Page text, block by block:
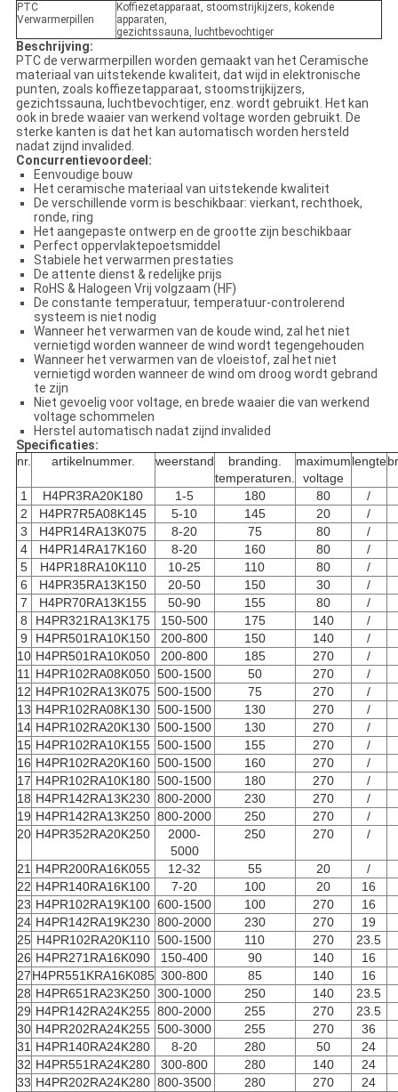
PTC
Verwarmerpillen
Koffiezetapparaat, stoomstrijkijzers, kokende
apparaten,
gezichtssauna, luchtbevochtiger
Beschrijving:
PTC de verwarmerpillen worden gemaakt van het Ceramische
materiaal van uitstekende kwaliteit, dat wijd in elektronische
punten, zoals koffiezetapparaat, stoomstrijkijzers,
gezichtssauna, luchtbevochtiger, enz. wordt gebruikt. Het kan
ook in brede waaier van werkend voltage worden gebruikt. De
sterke kanten is dat het kan automatisch worden hersteld
nadat zijnd invalided.
Concurrentievoordeel:
Eenvoudige bouw
Het ceramische materiaal van uitstekende kwaliteit
De verschillende vorm is beschikbaar: vierkant, rechthoek,
ronde, ring
Het aangepaste ontwerp en de grootte zijn beschikbaar
Perfect oppervlaktepoetsmiddel
Stabiele het verwarmen prestaties
De attente dienst & redelijke prijs
RoHS & Halogeen Vrij volgzaam (HF)
De constante temperatuur, temperatuur-controlerend
systeem is niet nodig
Wanneer het verwarmen van de koude wind, zal het niet
vernietigd worden wanneer de wind wordt tegengehouden
Wanneer het verwarmen van de vloeistof, zal het niet
vernietigd worden wanneer de wind om droog wordt gebrand
te zijn
Niet gevoelig voor voltage, en brede waaier die van werkend
voltage schommelen
Herstel automatisch nadat zijnd invalided
Specificaties:
nr.
artikelnummer. weerstand
branding.
temperaturen.
maximum
voltage
lengte
1 H4PR3RA20K180 1-5 180 80
/
2
H4PR7R5A08K145 5-10 145 20
/
3
H4PR14RA13K075 8-20 75 80
/
4
H4PR14RA17K160 8-20 160 80
/
5
H4PR18RA10K110 10-25 110 80
/
6
H4PR35RA13K150 20-50 150 30
/
7
H4PR70RA13K155 50-90 155 80
/
8
H4PR321RA13K175 150-500 175 140
/
9
H4PR501RA10K150 200-800 150 140
/
10 H4PR501RA10K050 200-800 185 270
/
11 H4PR102RA08K050 500-1500 50 270
/
12 H4PR102RA13K075 500-1500 75 270
/
13 H4PR102RA08K130 500-1500 130 270
/
14 H4PR102RA20K130 500-1500 130 270
/
15 H4PR102RA10K155 500-1500 155 270
/
16 H4PR102RA20K160 500-1500 160 270
/
17 H4PR102RA10K180 500-1500 180 270
/
18 H4PR142RA13K230 800-2000 230 270
/
19 H4PR142RA13K250 800-2000 250 270
/
20 H4PR352RA20K250
2000-
5000
250 270 /
21 H4PR200RA16K055 12-32 55 20
/
22 H4PR140RA16K100 7-20 100 20
16
23 H4PR102RA19K100 600-1500 100 270
16
24 H4PR142RA19K230 800-2000 230 270
19
25 H4PR102RA20K110 500-1500 110 270
23.5
26 H4PR271RA16K090 150-400 90 140
16
27H4PR551KRA16K085 300-800 85 140
16
28 H4PR651RA23K250 300-1000 250 140
23.5
29 H4PR142RA24K255 800-2000 255 270
23.5
30 H4PR202RA24K255 500-3000 255 270
36
31 H4PR140RA24K280 8-20 280 50
24
32 H4PR551RA24K280 300-800 280 140
24
33 H4PR202RA24K280 800-3500 280 270 24